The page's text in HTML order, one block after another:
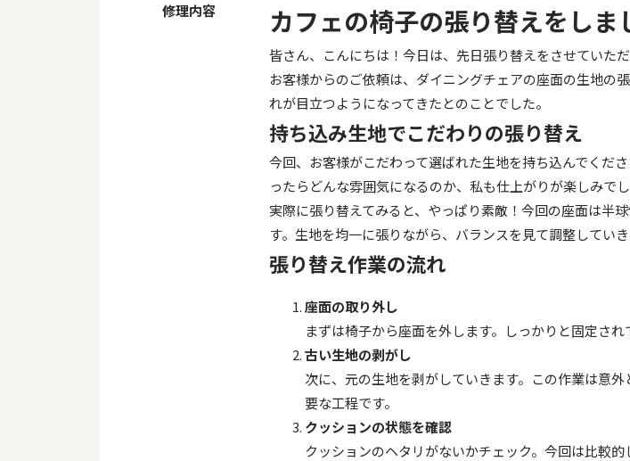
修理内容 カフェの椅子の張り替えをしま
皆さん、こんにちは！今日は、先日張り替えをさせていた
お客様からのご依頼は、ダイニングチェアの座面の生地の
れが目立つようになってきたとのことでした。
持ち込み生地でこだわりの張り替え
今回、お客様がこだわって選ばれた生地を持ち込んでくだ
ったらどんな雰囲気になるのか、私も仕上がりが楽しみでし
実際に張り替えてみると、やっぱり素敵！今回の座面は半
す。生地を均一に張りながら、バランスを見て調整していき
張り替え作業の流れ
座面の取り外し
まずは椅子から座面を外します。しっかりと固定さ
古い生地の剥がし
次に、元の生地を剥がしていきます。この作業は意
要な工程です。
クッションの状態を確認
クッションのヘタリがないかチェック。今回は比較